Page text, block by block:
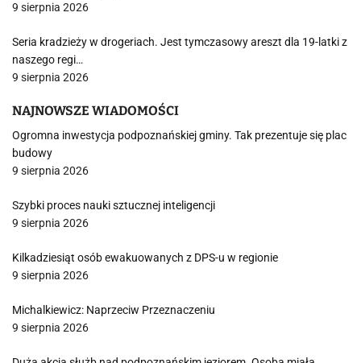
9 sierpnia 2026
Seria kradzieży w drogeriach. Jest tymczasowy areszt dla 19-latki z
naszego regi…
9 sierpnia 2026
NAJNOWSZE WIADOMOŚCI
Ogromna inwestycja podpoznańskiej gminy. Tak prezentuje się plac
budowy
9 sierpnia 2026
Szybki proces nauki sztucznej inteligencji
9 sierpnia 2026
Kilkadziesiąt osób ewakuowanych z DPS-u w regionie
9 sierpnia 2026
Michalkiewicz: Naprzeciw Przeznaczeniu
9 sierpnia 2026